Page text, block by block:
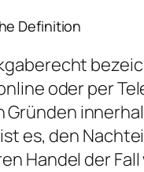
Definition
oder per
es, den
Handel der Fall